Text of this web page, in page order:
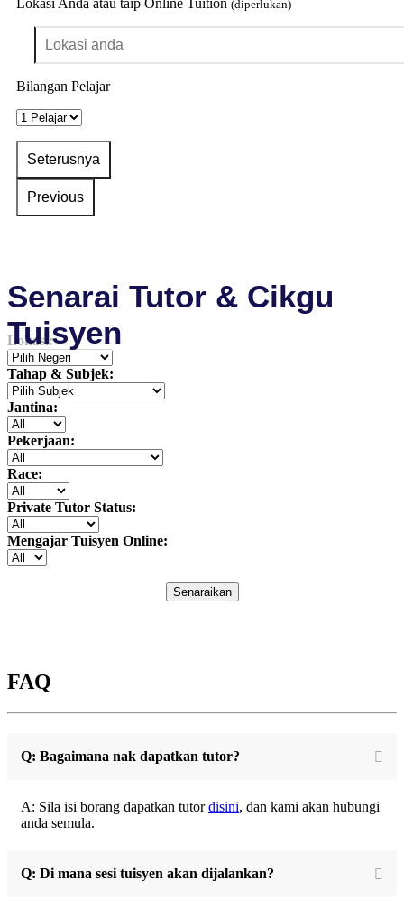
(diperlukan)
Bilangan Pelajar
Senarai Tutor & Cikgu
Tuisyen
Lokasi:
Tahap & Subjek:
Jantina:
Pekerjaan:
Race:
Private Tutor Status:
Mengajar Tuisyen Online:
Senaraikan
FAQ
Q: Bagaimana nak dapatkan tutor?
A: Sila isi borang dapatkan tutordisini, dan kami akan hubungi
anda semula.
Q: Di mana sesi tuisyen akan dijalankan?